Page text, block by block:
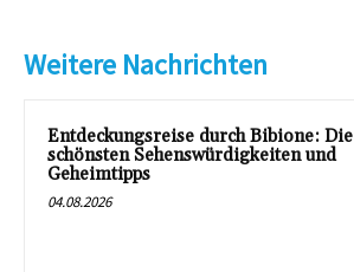
Weitere Nachrichten
Entdeckungsreise durch Bibione: Die
schönsten Sehenswürdigkeiten und
Geheimtipps
04.08.2026